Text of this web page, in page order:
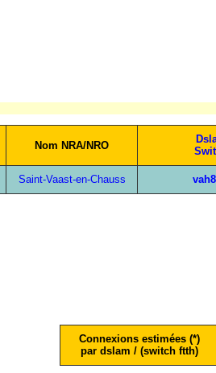
Nom NRA/NRO
Saint-Vaast-en-Chauss
Connexions estimées (*)
par dslam / (switch ftth)